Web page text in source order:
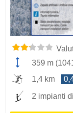
359 m (
1,4 km
2 impianti